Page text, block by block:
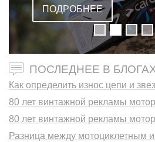
ПОДРОБНЕЕ
ПОСЛЕДНЕЕ В
Как определить износ цепи и
80 лет винтажной рекламы
80 лет винтажной рекламы
Разница между мотоциклетным